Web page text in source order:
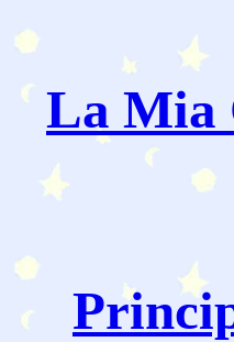
La Mia